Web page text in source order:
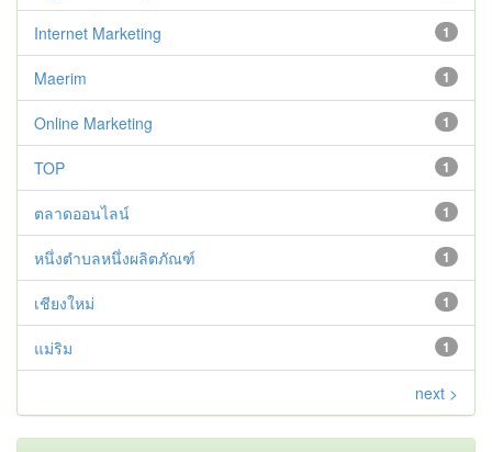
1
Internet Marketing
1
Maerim
1
Online Marketing
1
TOP
1
ตลาดออนไลน์
1
หนึ่งตำบลหนึ่งผลิตภัณฑ์
1
เชียงใหม่
1
แม่ริม
next >